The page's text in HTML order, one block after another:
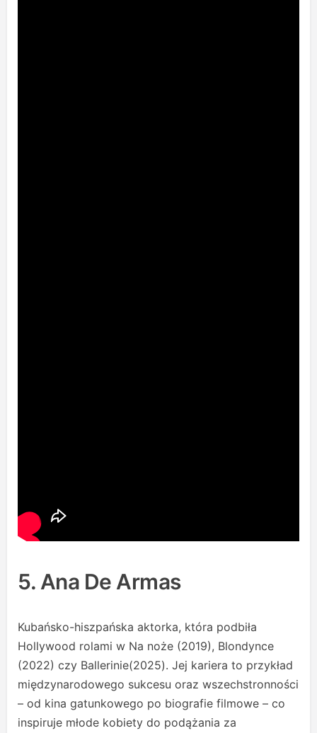
5. Ana De Armas
Kubańsko-hiszpańska aktorka, która podbiła
Hollywood rolami w Na noże (2019), Blondynce
(2022) czy Ballerinie(2025). Jej kariera to przykład
międzynarodowego sukcesu oraz wszechstronności
– od kina gatunkowego po biografie filmowe – co
inspiruje młode kobiety do podążania za